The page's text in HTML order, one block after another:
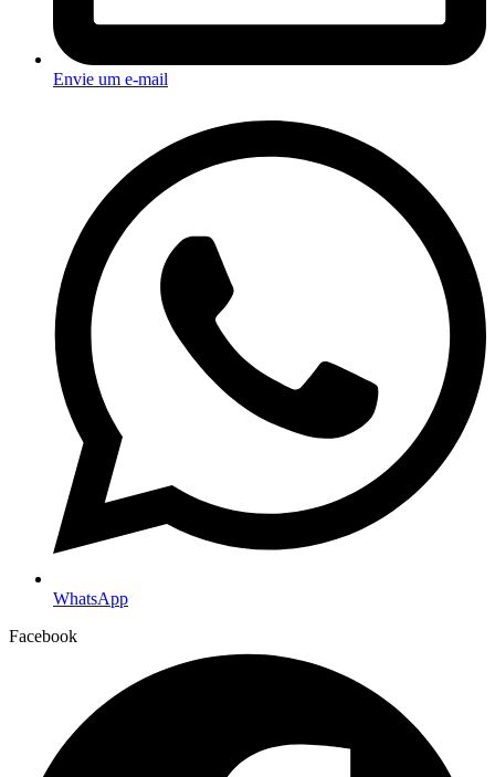
Envie um e-mail
WhatsApp
Facebook